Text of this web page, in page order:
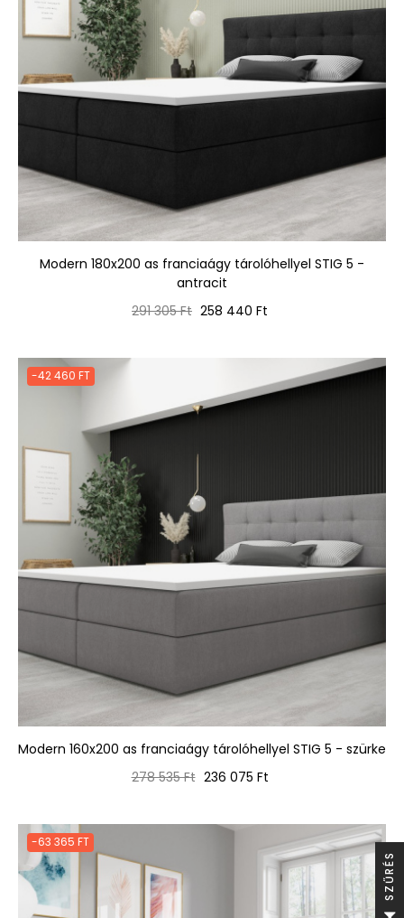
Modern 180x200 as franciaágy tárolóhellyel STIG 5 -
antracit
Normál
291 305 Ft Ár
258 440 Ft
-42 460 FT
Modern 160x200 as franciaágy tárolóhellyel STIG 5 - szürke
Normál
278 535 Ft Ár
236 075 Ft
-63 365 FT
S